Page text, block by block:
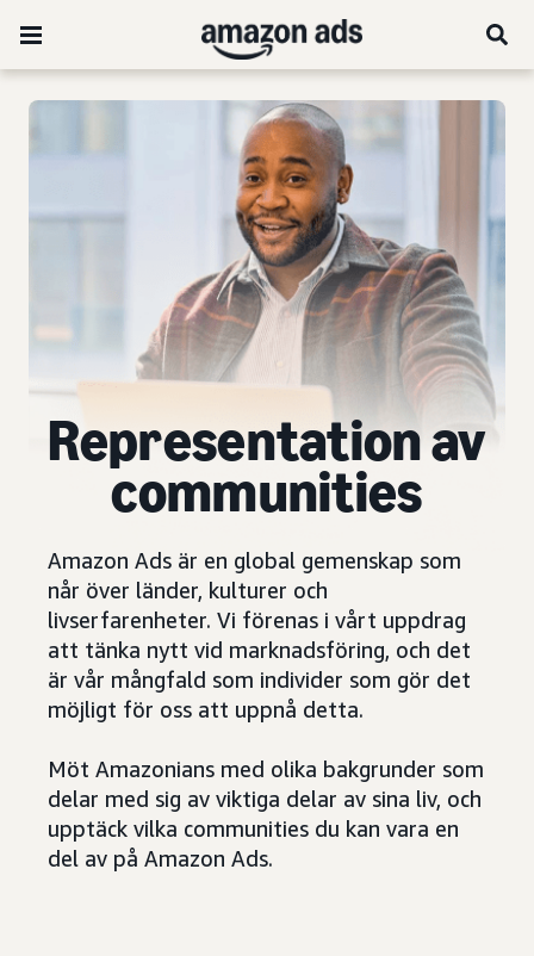
Representation av
communities
Amazon Ads är en global gemenskap som
når över länder, kulturer och
livserfarenheter. Vi förenas i vårt uppdrag
att tänka nytt vid marknadsföring, och det
är vår mångfald som individer som gör det
möjligt för oss att uppnå detta.
Möt Amazonians med olika bakgrunder som
delar med sig av viktiga delar av sina liv, och
upptäck vilka communities du kan vara en
del av på Amazon Ads.